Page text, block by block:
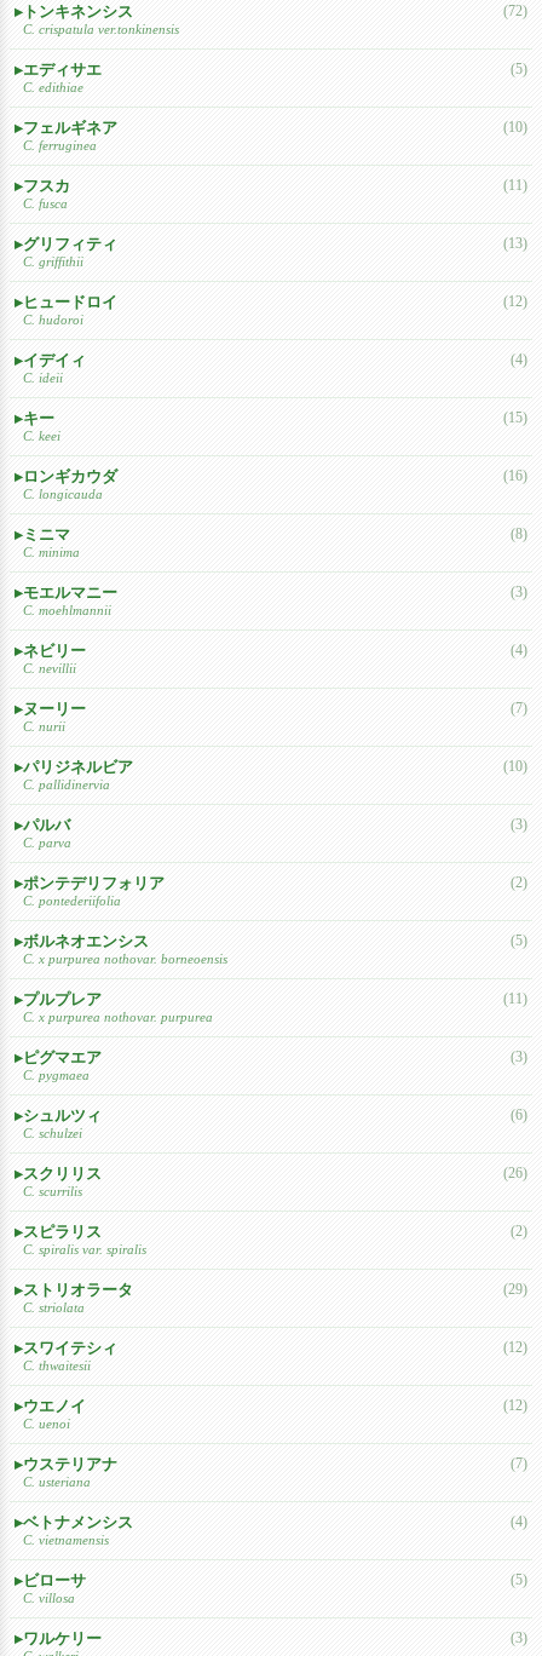
トンキネンシス
C. crispatula ver.tonkinensis
(72)
エディサエ
C. edithiae
(5)
フェルギネア
C. ferruginea
(10)
フスカ
C. fusca
(11)
グリフィティ
C. griffithii
(13)
ヒュードロイ
C. hudoroi
(12)
イデイィ
C. ideii
(4)
キー
C. keei
(15)
ロンギカウダ
C. longicauda
(16)
ミニマ
C. minima
(8)
モエルマニー
C. moehlmannii
(3)
ネビリー
C. nevillii
(4)
ヌーリー
C. nurii
(7)
パリジネルビア
C. pallidinervia
(10)
パルバ
C. parva
(3)
ポンテデリフォリア
C. pontederiifolia
(2)
ボルネオエンシス
C. x purpurea nothovar. borneoensis
(5)
プルプレア
C. x purpurea nothovar. purpurea
(11)
ピグマエア
C. pygmaea
(3)
シュルツィ
C. schulzei
(6)
スクリリス
C. scurrilis
(26)
スピラリス
C. spiralis var. spiralis
(2)
ストリオラータ
C. striolata
(29)
スワイテシィ
C. thwaitesii
(12)
ウエノイ
C. uenoi
(12)
ウステリアナ
C. usteriana
(7)
ベトナメンシス
C. vietnamensis
(4)
ビローサ
C. villosa
(5)
ワルケリー (3)